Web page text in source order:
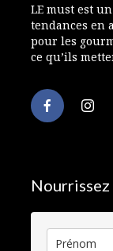
LE must est
tendances en
pour les
ce qu’ils
Nourrissez